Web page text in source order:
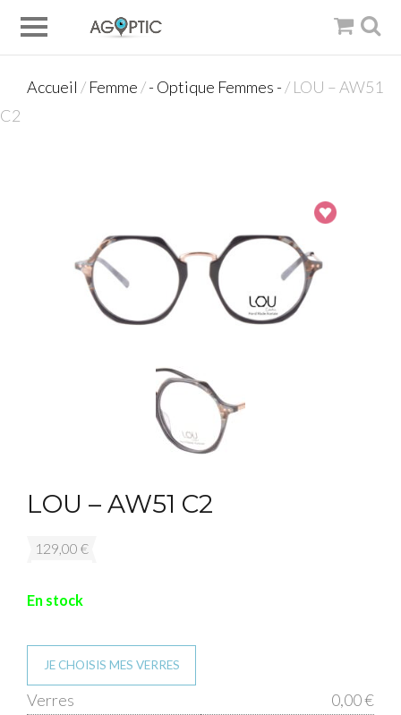
Accueil / Femme /- Optique Femmes - / LOU – AW51
C2
LOU – AW51 C2
129,00 €
En stock
JE CHOISIS MES VERRES
Verres
0,00 €